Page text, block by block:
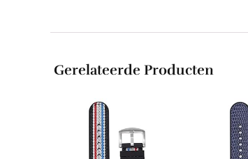
Gerelateerde Producten